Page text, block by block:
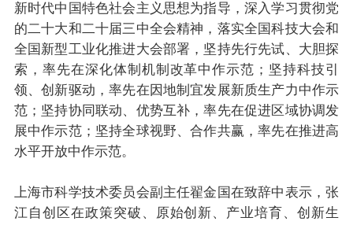
新时代中国特色社会主义思想为指导，深入学习贯彻党
的二十大和二十届三中全会精神，落实全国科技大会和
全国新型工业化推进大会部署，坚持先行先试、大胆探
索，率先在深化体制机制改革中作示范；坚持科技引
领、创新驱动，率先在因地制宜发展新质生产力中作示
范；坚持协同联动、优势互补，率先在促进区域协调发
展中作示范；坚持全球视野、合作共赢，率先在推进高
水平开放中作示范。
上海市科学技术委员会副主任翟金国在致辞中表示，张
江自创区在政策突破、原始创新、产业培育、创新生